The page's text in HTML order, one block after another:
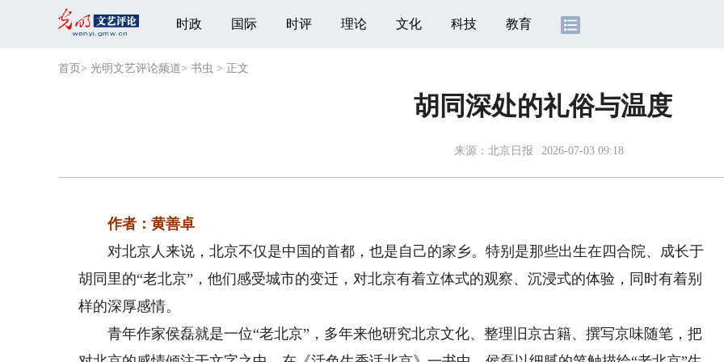
时政 国际 时评 理论 文化 科技 教育
首页 > 光明文艺评论频道> 书虫 > 正文
胡同深处的礼俗与温度
来源： 北京日报 2026-07-03 09:18
作者：黄善卓
对北京人来说，北京不仅是中国的首都，也是自己的家乡。特别是那些出生在四合院、成长于
胡同里的“老北京”，他们感受城市的变迁，对北京有着立体式的观察、沉浸式的体验，同时有着别
样的深厚感情。
青年作家侯磊就是一位“老北京”，多年来他研究北京文化、整理旧京古籍、撰写京味随笔，把